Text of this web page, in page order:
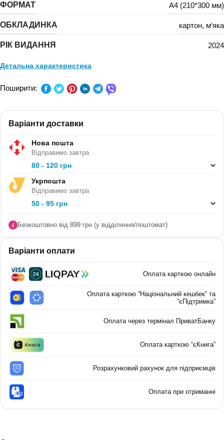
ФОРМАТ А4 (210*300 мм)
ОБКЛАДИНКА картон, м‘яка
РІК ВИДАННЯ 2024
Детальна характеристика
ПРЕДМЕТ:
СЕРІЯ:
В ПАЧЦІ (ШТ):
Поширити:
Варіанти доставки
Нова пошта
Відправимо завтра
80 - 120 грн
Укрпошта
Відправимо завтра
50 - 95 грн
Безкоштовно від 899 грн (у відділення/поштомат)
Варіанти оплати
Оплата карткою онлайн
Оплата карткою “Національний кешбек” та
“єПідтримка”
Оплата через термінал ПриватБанку
Оплата карткою “єКнига”
Розрахунковий рахунок для підприємців
Оплата при отриманні